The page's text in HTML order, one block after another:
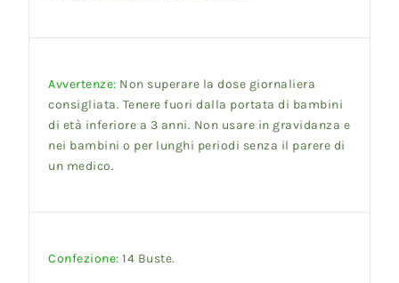
Avvertenze: Non superare la dose giornaliera
consigliata. Tenere fuori dalla portata di bambini
di età inferiore a 3 anni. Non usare in gravidanza e
nei bambini o per lunghi periodi senza il parere di
un medico.
Confezione: 14 Buste.